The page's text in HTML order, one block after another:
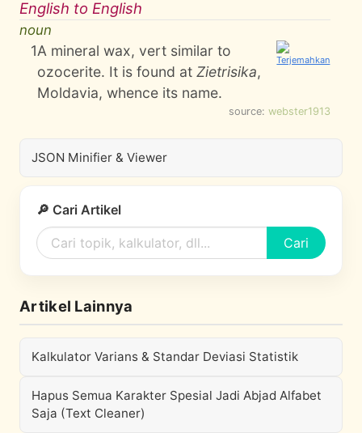
English to English
noun
1A mineral wax, vert similar to
ozocerite. It is found atZietrisika,
Moldavia, whence its name.
source: webster1913
JSON Minifier & Viewer
🔎 Cari Artikel
Cari
Artikel Lainnya
Kalkulator Varians & Standar Deviasi Statistik
Hapus Semua Karakter Spesial Jadi Abjad Alfabet
Saja (Text Cleaner)